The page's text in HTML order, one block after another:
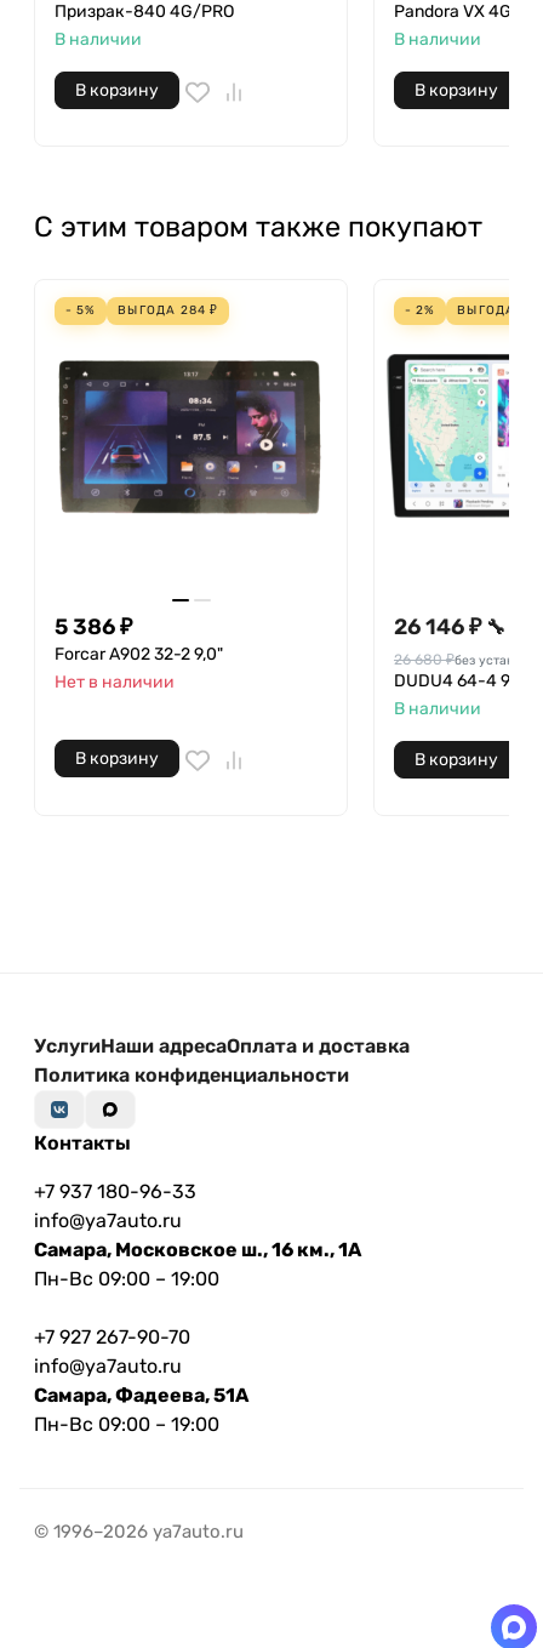
Призрак-840 4G/PRO
В наличии
В корзину
Pandora VX 4G
В наличии
В корзину
С этим товаром также покупают
- 5% ВЫГОДА 284 ₽
5 386 ₽
Forcar A902 32-2 9,0"
Нет в наличии
В корзину
- 2% ВЫГОДА
26 146 ₽ 🔧
26 680 ₽без установки
DUDU4 64-4 9.5"
В наличии
В корзину
УслугиНаши адресаОплата и доставка
Политика конфиденциальности
Контакты
+7 937 180-96-33
info@ya7auto.ru
Самара, Московское ш., 16 км., 1А
Пн-Вс 09:00 – 19:00
+7 927 267-90-70
info@ya7auto.ru
Самара, Фадеева, 51А
Пн-Вс 09:00 – 19:00
© 1996–2026 ya7auto.ru